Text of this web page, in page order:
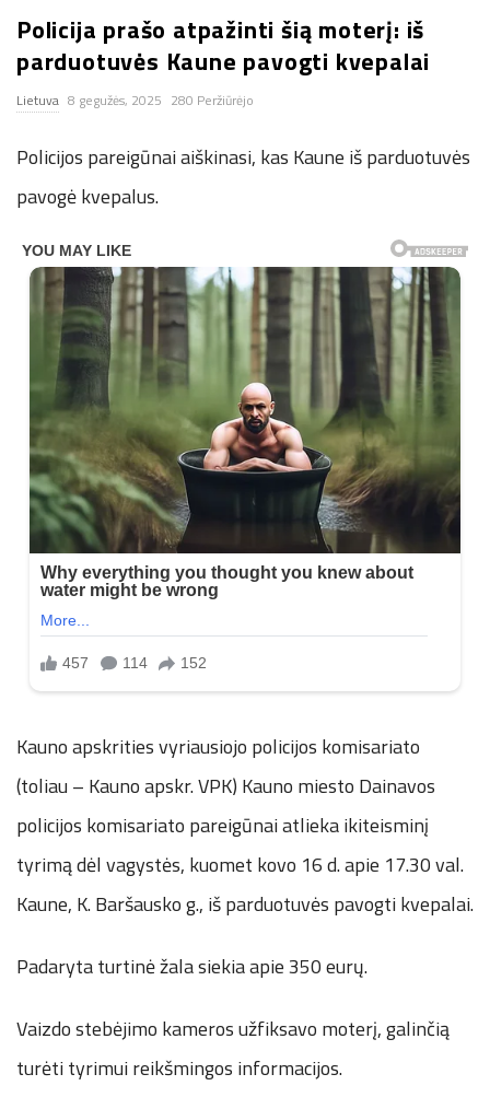
n
.
n
e
t
Policija prašo atpažinti šią moterį: iš
parduotuvės Kaune pavogti kvepalai
Lietuva 8 gegužės, 2025 280 Peržiūrėjo
Policijos pareigūnai aiškinasi, kas Kaune iš parduotuvės
pavogė kvepalus.
Kauno apskrities vyriausiojo policijos komisariato
(toliau – Kauno apskr. VPK) Kauno miesto Dainavos
policijos komisariato pareigūnai atlieka ikiteisminį
tyrimą dėl vagystės, kuomet kovo 16 d. apie 17.30 val.
Kaune, K. Baršausko g., iš parduotuvės pavogti kvepalai.
Padaryta turtinė žala siekia apie 350 eurų.
Vaizdo stebėjimo kameros užfiksavo moterį, galinčią
turėti tyrimui reikšmingos informacijos.